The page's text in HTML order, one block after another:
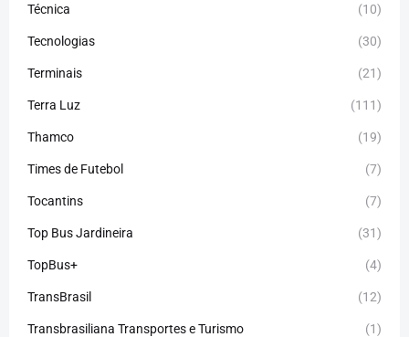
Técnica (10)
Tecnologias (30)
Terminais (21)
Terra Luz (111)
Thamco (19)
Times de Futebol (7)
Tocantins (7)
Top Bus Jardineira (31)
TopBus+ (4)
TransBrasil (12)
Transbrasiliana Transportes e Turismo (1)